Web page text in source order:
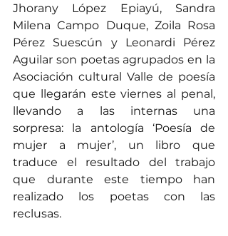
Jhorany López Epiayú, Sandra
Milena Campo Duque, Zoila Rosa
Pérez Suescún y Leonardi Pérez
Aguilar son poetas agrupados en la
Asociación cultural Valle de poesía
que llegarán este viernes al penal,
llevando a las internas una
sorpresa: la antología ‘Poesía de
mujer a mujer’, un libro que
traduce el resultado del trabajo
que durante este tiempo han
realizado los poetas con las
reclusas.